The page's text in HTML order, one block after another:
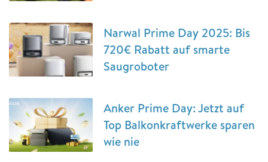
Narwal Prime Day 2025: Bis
720€ Rabatt auf smarte
Saugroboter
Anker Prime Day: Jetzt auf
Top Balkonkraftwerke sparen
wie nie